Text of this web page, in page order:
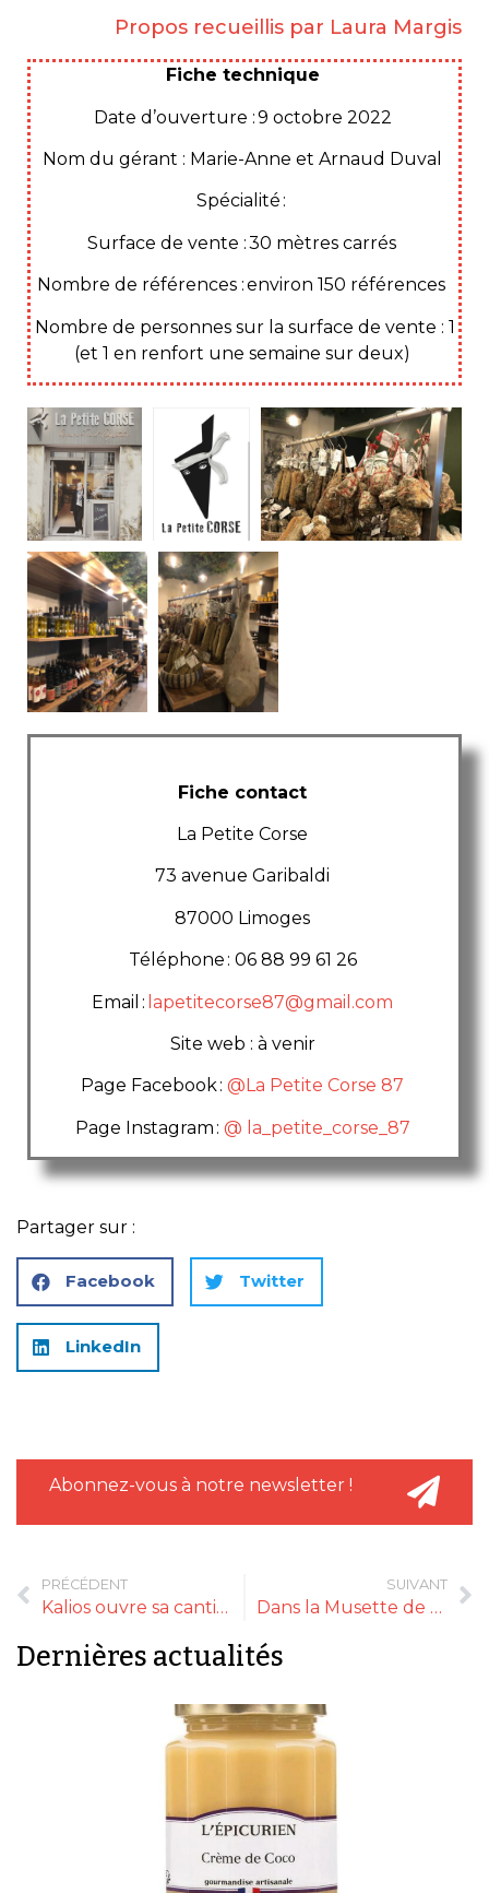
Propos recueillis par Laura Margis
Fiche technique
Date d’ouverture : 9 octobre 2022
Nom du gérant : Marie-Anne et Arnaud Duval
Spécialité :
Surface de vente : 30 mètres carrés
Nombre de références : environ 150 références
Nombre de personnes sur la surface de vente : 1
(et 1 en renfort une semaine sur deux)
Fiche contact
La Petite Corse
73 avenue Garibaldi
87000 Limoges
Téléphone : 06 88 99 61 26
Email : lapetitecorse87@gmail.com
Site web : à venir
Page Facebook : @La Petite Corse 87
Page Instagram : @ la_petite_corse_87
Partager sur :
Facebook Twitter
LinkedIn
Abonnez-vous à notre newsletter !
PRÉCÉDENT
Kalios ouvre sa cantine grecque à Paris
SUIVANT
Dans la Musette de Tonton accueille Madly Rose
Dernières actualités